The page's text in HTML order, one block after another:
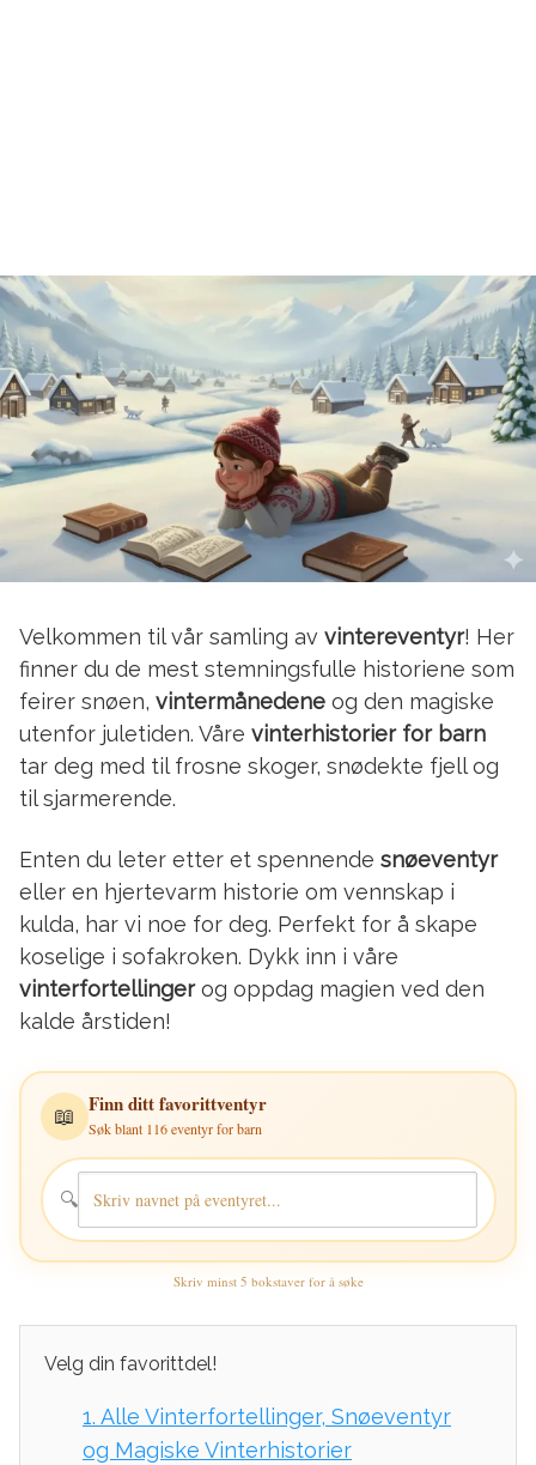
Velkommen til vår samling av vintereventyr! Her
finner du de mest stemningsfulle historiene som
feirer snøen, vintermånedene og den magiske
utenfor juletiden. Våre vinterhistorier for barn
tar deg med til frosne skoger, snødekte fjell og
til sjarmerende.
Enten du leter etter et spennende snøeventyr
eller en hjertevarm historie om vennskap i
kulda, har vi noe for deg. Perfekt for å skape
koselige i sofakroken. Dykk inn i våre
vinterfortellingerog oppdag magien ved den
kalde årstiden!
📖 Finn ditt favorittventyr
Søk blant 116 eventyr for barn
🔍
Skriv minst 5 bokstaver for å søke
Velg din favorittdel!
1. Alle Vinterfortellinger, Snøeventyr
og Magiske Vinterhistorier